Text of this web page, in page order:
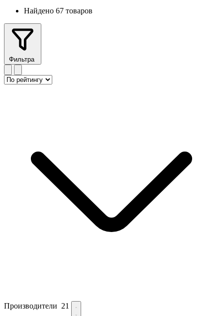
Найдено 67 товаров
Фильтра
Производители 21